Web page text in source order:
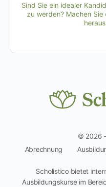
Sind Sie ein idealer
zu werden? Machen
© 2026
Abrechnung
Scholistico bietet
Ausbildungskurse im